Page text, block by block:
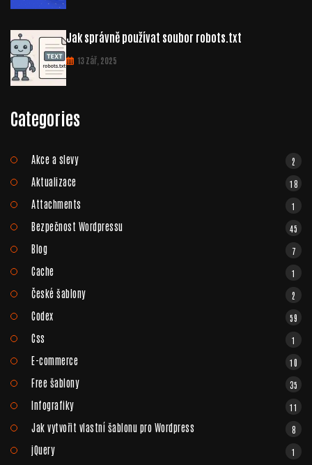
Jak správně používat soubor robots.txt
13 Zář, 2025
Categories
Akce a slevy 2
Aktualizace 18
Attachments 1
Bezpečnost Wordpressu 45
Blog 7
Cache 1
České šablony 2
Codex 59
Css 1
E-commerce 10
Free šablony 35
Infografiky 11
Jak vytvořit vlastní šablonu pro Wordpress 8
jQuery 1